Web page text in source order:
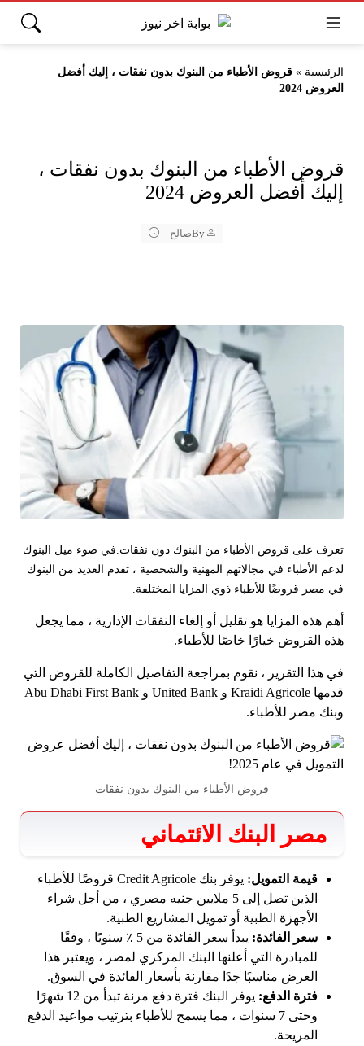
الرئيسية » قروض الأطباء من البنوك بدون نفقات ، إليك أفضل
العروض 2024
قروض الأطباء من البنوك بدون نفقات ،
إليك أفضل العروض 2024
Byصالح
تعرف على قروض الأطباء من البنوك دون نفقات.في ضوء ميل البنوك
لدعم الأطباء في مجالاتهم المهنية والشخصية ، تقدم العديد من البنوك
في مصر قروضًا للأطباء ذوي المزايا المختلفة.
أهم هذه المزايا هو تقليل أو إلغاء النفقات الإدارية ، مما يجعل
هذه القروض خيارًا خاصًا للأطباء.
في هذا التقرير ، نقوم بمراجعة التفاصيل الكاملة للقروض التي
قدمها Kraidi Agricole و United Bank و Abu Dhabi First Bank
وبنك مصر للأطباء.
قروض الأطباء من البنوك بدون نفقات
مصر البنك الائتماني
قيمة التمويل:
يوفر بنك Credit Agricole قروضًا للأطباء
الذين تصل إلى 5 ملايين جنيه مصري ، من أجل شراء
الأجهزة الطبية أو تمويل المشاريع الطبية.
سعر الفائدة:
يبدأ سعر الفائدة من 5 ٪ سنويًا ، وفقًا
للمبادرة التي أعلنها البنك المركزي لمصر ، ويعتبر هذا
العرض مناسبًا جدًا مقارنة بأسعار الفائدة في السوق.
فترة الدفع:
يوفر البنك فترة دفع مرنة تبدأ من 12 شهرًا
وحتى 7 سنوات ، مما يسمح للأطباء بترتيب مواعيد الدفع
المريحة.